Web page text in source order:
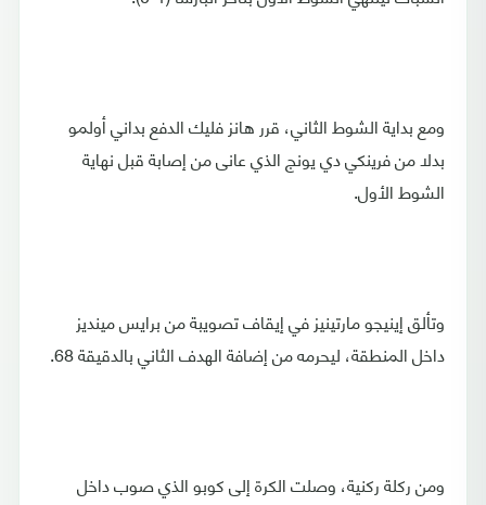
ومع بداية الشوط الثاني، قرر هانز فليك الدفع بداني أولمو
بدلا من فرينكي دي يونج الذي عانى من إصابة قبل نهاية
الشوط الأول.
وتألق إينيجو مارتينيز في إيقاف تصويبة من برايس مينديز
داخل المنطقة، ليحرمه من إضافة الهدف الثاني بالدقيقة 68.
ومن ركلة ركنية، وصلت الكرة إلى كوبو الذي صوب داخل